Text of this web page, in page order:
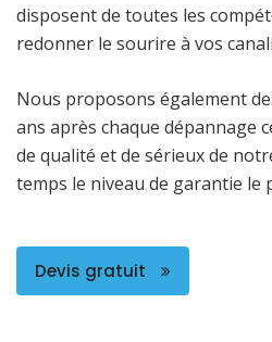
disposent de toutes les
redonner le sourire à vos
Nous proposons également
ans après chaque dépannage
de qualité et de sérieux de
temps le niveau de garantie le
Devis gratuit